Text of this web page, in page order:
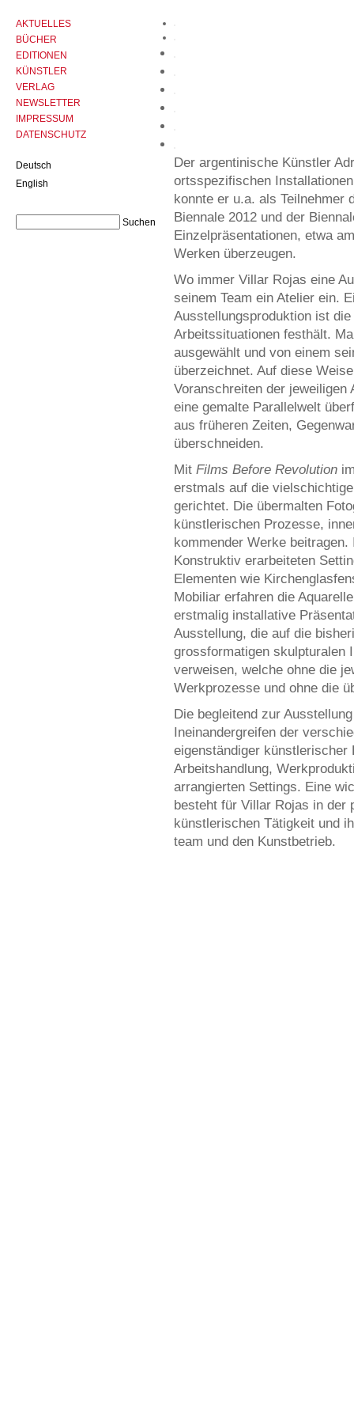
Der argentinische Künstler
ortsspezifischen
konnte er u.a. als Teilnehmer
Biennale 2012 und der
Einzelpräsentationen, etwa
Werken überzeugen.
Wo immer Villar Rojas eine
seinem Team ein Atelier ein.
Ausstellungsproduktion ist
Arbeitssituationen festhält.
ausgewählt und von einem
überzeichnet. Auf diese
Voranschreiten der jeweiligen
eine gemalte Parallelwelt
aus früheren Zeiten,
überschneiden.
Mit Films Before Revolution
erstmals auf die
gerichtet. Die übermalten
künstlerischen Prozesse,
kommender Werke
Konstruktiv erarbeiteten
Elementen wie
Mobiliar erfahren die
erstmalig installative
Ausstellung, die auf die
grossformatigen skulpturalen
verweisen, welche ohne die
Werkprozesse und ohne die
Die begleitend zur
Ineinandergreifen der
eigenständiger
Arbeitshandlung,
arrangierten Settings. Eine
besteht für Villar Rojas in der
künstlerischen Tätigkeit und
team und den Kunstbetrieb.
AKTUELLES
BÜCHER
EDITIONEN
KÜNSTLER
VERLAG
NEWSLETTER
IMPRESSUM
DATENSCHUTZ
Deutsch
English